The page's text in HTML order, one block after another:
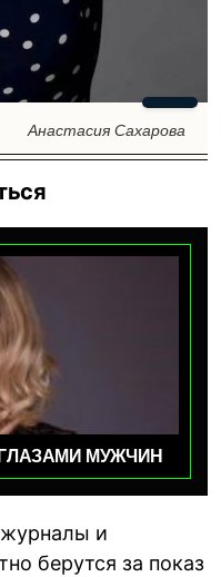
Анастасия Сахарова
МУЖЧИН
и
берутся за показ